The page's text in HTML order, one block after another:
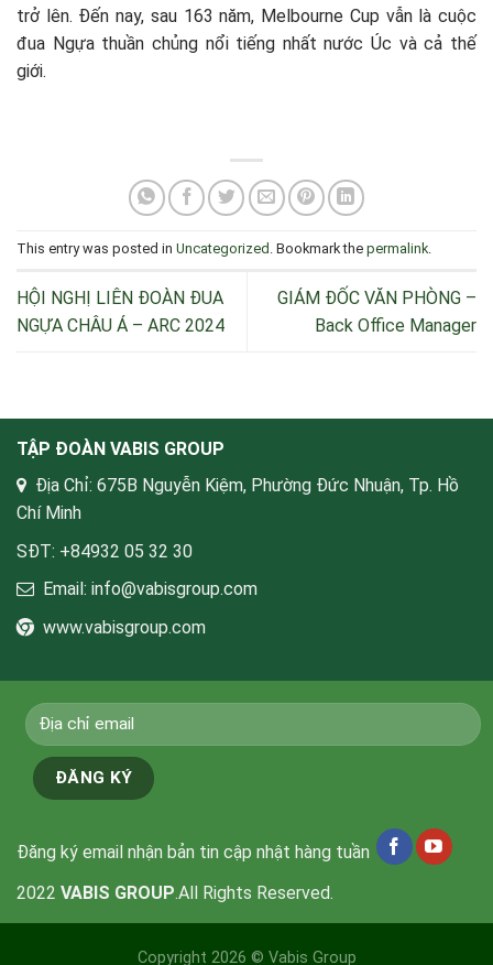
trở lên. Đến nay, sau 163 năm, Melbourne Cup vẫn là cuộc
đua Ngựa thuần chủng nổi tiếng nhất nước Úc và cả thế
giới.
This entry was posted in Uncategorized . Bookmark the permalink.
HỘI NGHỊ LIÊN ĐOÀN ĐUA
NGỰA CHÂU Á – ARC 2024
GIÁM ĐỐC VĂN PHÒNG –
Back Office Manager
TẬP ĐOÀN VABIS GROUP
Địa Chỉ: 675B Nguyễn Kiệm, Phường Đức Nhuận, Tp. Hồ
Chí Minh
SĐT: +84932 05 32 30
Email: info@vabisgroup.com
www.vabisgroup.com
Đăng ký email nhận bản tin cập nhật hàng tuần
2022 VABIS GROUP.All Rights Reserved.
Copyright 2026 © Vabis Group